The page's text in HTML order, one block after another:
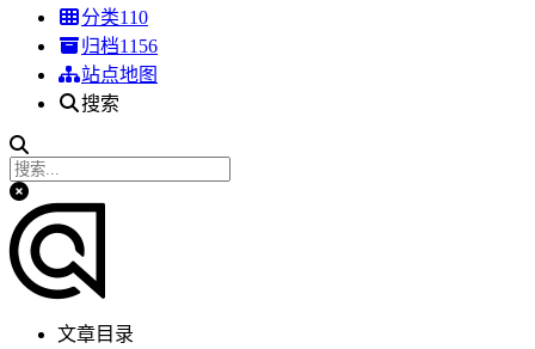
分类110
归档1156
站点地图
搜索
文章目录